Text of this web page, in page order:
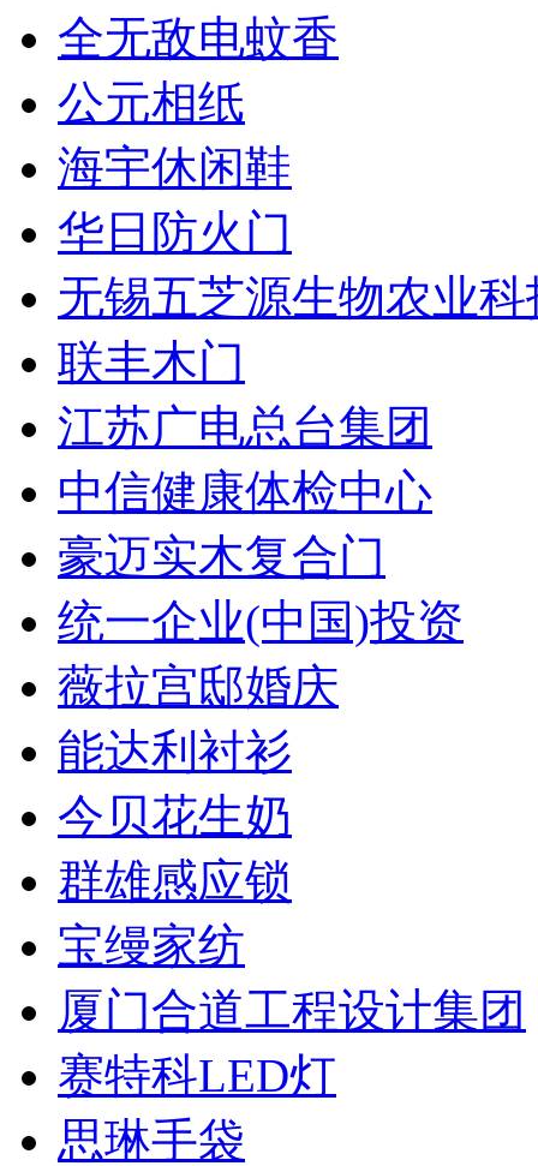
全无敌电蚊香
公元相纸
海宇休闲鞋
华日防火门
无锡五芝源生物农业科
联丰木门
江苏广电总台集团
中信健康体检中心
豪迈实木复合门
统一企业(中国)投资
薇拉宫邸婚庆
能达利衬衫
今贝花生奶
群雄感应锁
宝缦家纺
厦门合道工程设计集团
赛特科LED灯
思琳手袋